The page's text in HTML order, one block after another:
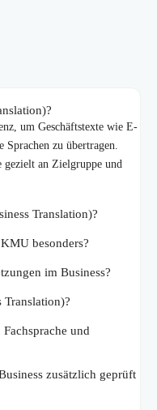
um Geschäftstexte wie E-
Sprachen zu übertragen.
gezielt an Zielgruppe und
Translation)?
besonders?
im Business?
Translation)?
und
zusätzlich geprüft